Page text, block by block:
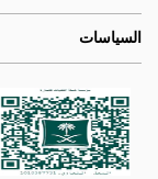
السياسات